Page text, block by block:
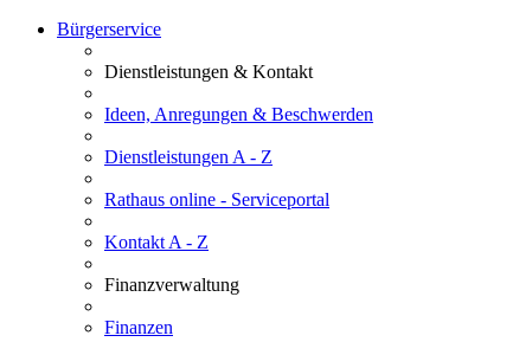
Bürgerservice
Dienstleistungen & Kontakt
Ideen, Anregungen & Beschwerden
Dienstleistungen A - Z
Rathaus online - Serviceportal
Kontakt A - Z
Finanzverwaltung
Finanzen